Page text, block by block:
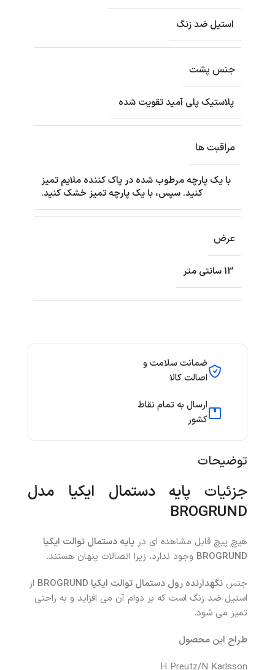
ضمانت سلامت و
اصالت کالا
ارسال به تمام نقاط
کشور
توضیحات
جزئیات پایه دستمال ایکیا مدل
BROGRUND
هیچ پیچ قابل مشاهده ای در پایه دستمال توالت ایکیا
BROGRUND وجود ندارد، زیرا اتصالات پنهان هستند.
جنس نگهدارنده رول دستمال توالت ایکیا BROGRUND
از
استیل ضد زنگ است که بر دوام آن می افزاید و به راحتی
تمیز می شود.
طراح این محصول
H Preutz/N Karlsson
استیل ضد زنگ
جنس پشت
پلاستیک پلی آمید تقویت شده
مراقبت ها
با یک پارچه مرطوب شده در پاک کننده ملایم تمیز
کنید. سپس، با یک پارچه تمیز خشک کنید.
عرض
13 سانتی متر